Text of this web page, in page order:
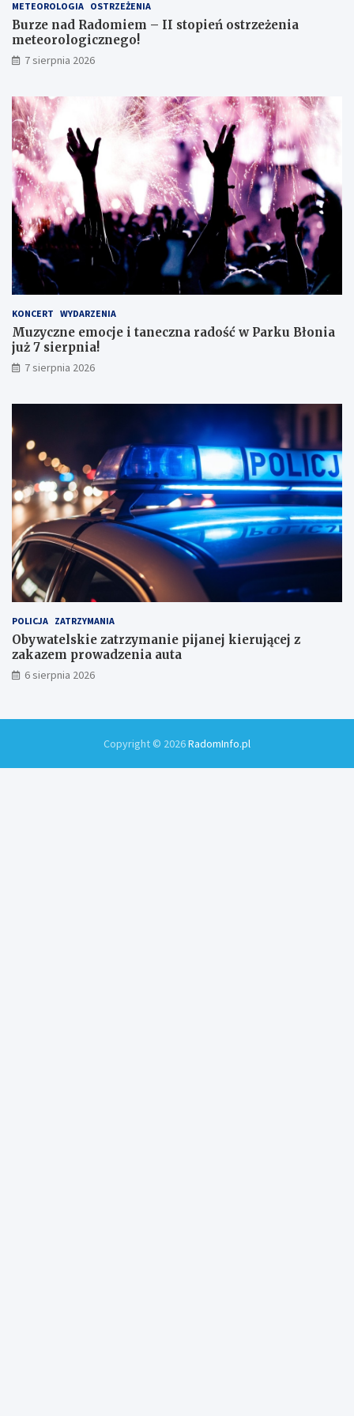
m
o
k
l
i
s
t
ę
z
d
o
s
k
o
n
a
ł
m
i
w
y
k
a
m
r
o
l
o
c
z
n
e
g
o
!
METEOROLOGIA OSTRZEŻENIA
Burze nad Radomiem – II stopień ostrzeżenia
meteorologicznego!
7 sierpnia 2026
KONCERT WYDARZENIA
Muzyczne emocje i taneczna radość w Parku Błonia
już 7 sierpnia!
7 sierpnia 2026
POLICJA ZATRZYMANIA
Obywatelskie zatrzymanie pijanej kierującej z
zakazem prowadzenia auta
6 sierpnia 2026
Copyright © 2026RadomInfo.pl